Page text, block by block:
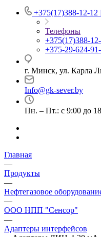
+375(17)388-12-12
Телефоны
+375(17)388-
+375-29-624-91-
г. Минск, ул. Карла
Info@gk-sever.by
Пн. – Пт.: с 9:00 до
Главная
—
Продукты
—
Нефтегазовое
—
ООО НПП "Сенсор"
—
Адаптеры интерфейсов